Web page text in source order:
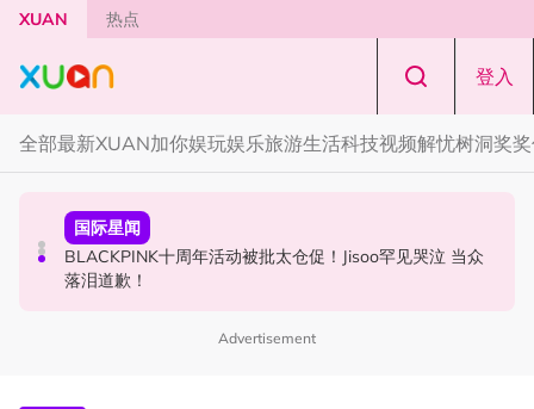
Skip to main content
XUAN 热点
登入
全部最新XUAN加你娱玩娱乐旅游生活科技视频解忧树洞奖
演唱会
范玮琪云顶开唱哽咽了！感性告白大马粉丝：我想继续唱
下去
国际星闻
BLACKPINK十周年活动被批太仓促！Jisoo罕见哭泣 当众
落泪道歉！
中港台新
陈土豆玩梗《下一站幸福》！同框阿信、吴建豪上演“光晞
不能捐”桥段
Advertisement